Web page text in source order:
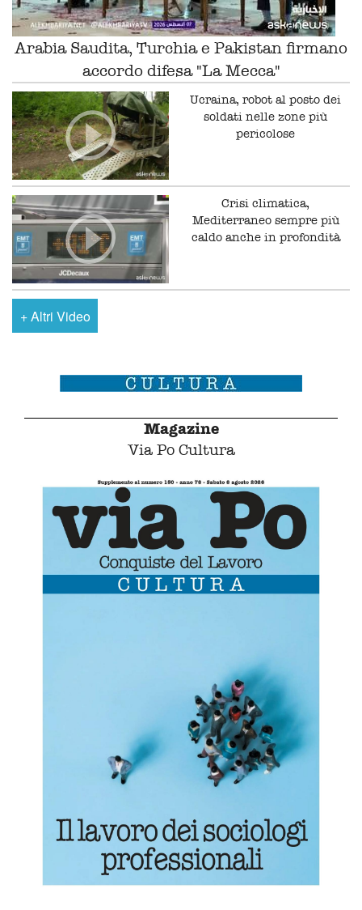
Arabia Saudita, Turchia e Pakistan firmano
accordo difesa "La Mecca"
Ucraina, robot al posto dei
soldati nelle zone più
pericolose
Crisi climatica,
Mediterraneo sempre più
caldo anche in profondità
+Altri Video
Magazine
Via Po Cultura